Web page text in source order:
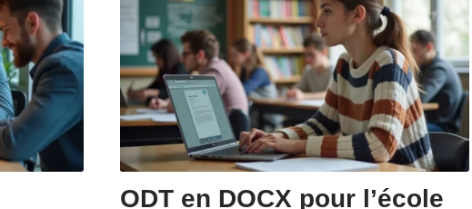
ODT en DOCX pour l’école